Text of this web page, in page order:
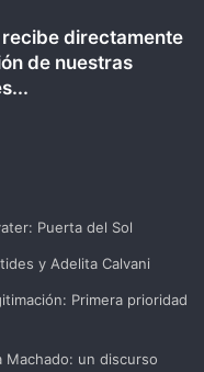
directamente
de nuestras
Puerta del Sol
y Adelita Calvani
Primera prioridad
Machado: un discurso